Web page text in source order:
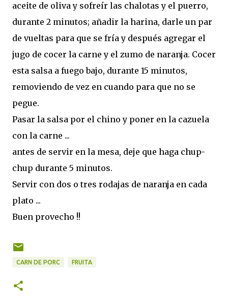
aceite de oliva y sofreír las chalotas y el puerro,
durante 2 minutos; añadir la harina, darle un par
de vueltas para que se fría y después agregar el
jugo de cocer la carne y el zumo de naranja. Cocer
esta salsa a fuego bajo, durante 15 minutos,
removiendo de vez en cuando para que no se
pegue.
Pasar la salsa por el chino y poner en la cazuela
con la carne ...
antes de servir en la mesa, deje que haga chup-
chup durante 5 minutos.
Servir con dos o tres rodajas de naranja en cada
plato ...
Buen provecho !!
CARN DE PORC FRUITA